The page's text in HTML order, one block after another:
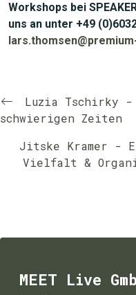
Workshops bei
uns an unter +49
Luzia Tschirky
schwierigen Zeiten
Jitske Kramer -
Vielfalt &
MEET Live